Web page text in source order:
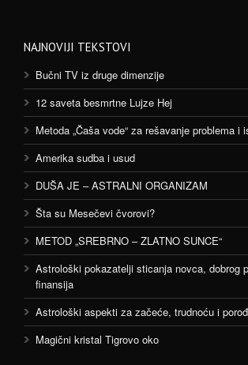
NAJNOVIJI TEKSTOVI
Bučni TV iz druge dimenzije
12 saveta besmrtne Lujze Hej
Metoda „Čaša vode“ za rešavanje problema i
Amerika sudba i usud
DUŠA JE – ASTRALNI ORGANIZAM
Šta su Mesečevi čvorovi?
METOD „SREBRNO – ZLATNO SUNCE“
Astrološki pokazatelji sticanja novca, dobrog
finansija
Astrološki aspekti za začeće, trudnoću i
Magični kristal Tigrovo oko